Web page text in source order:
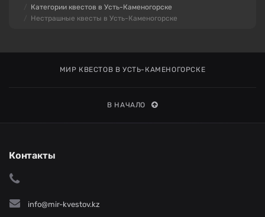
Категории квестов в Усть-Каменогорске
Нестрашные квесты в Усть-Каменогорске
МИР КВЕСТОВ В УСТЬ-КАМЕНОГОРСКЕ
В НАЧАЛО
Контакты
info@mir-kvestov.kz